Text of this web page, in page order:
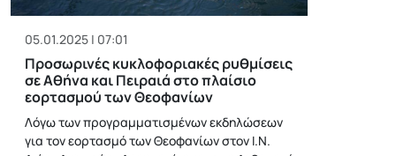
05.01.2025 | 07:01
Προσωρινές κυκλοφοριακές ρυθμίσεις
σε Αθήνα και Πειραιά στο πλαίσιο
εορτασμού των Θεοφανίων
Λόγω των προγραμματισμένων εκδηλώσεων
για τον εορτασμό των Θεοφανίων στον Ι.Ν.